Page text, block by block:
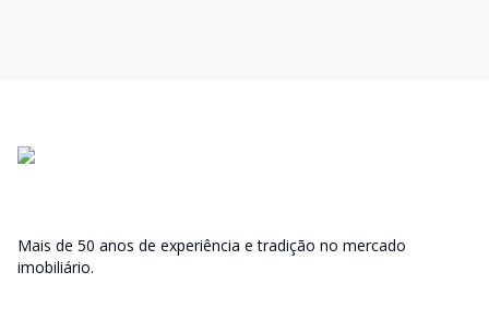
Mais de 50 anos de experiência e tradição no mercado
imobiliário.